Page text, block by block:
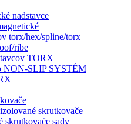
nadstavce
torx/hex/spline/torx
ribe
TORX
NON-SLIP SYSTÉM
skrutkovače
skrutkovače sady